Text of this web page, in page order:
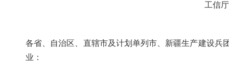
工信
各省、自治区、直辖市及计划单列市、新疆生产建设兵
业：